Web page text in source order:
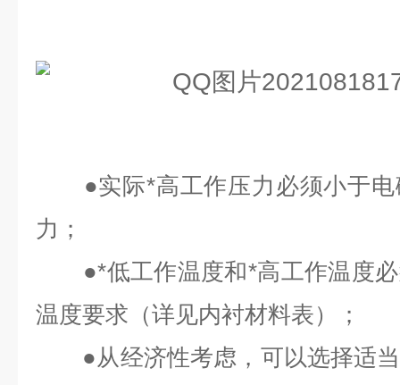
●实际*高工作压力必须小于电
力；
●*低工作温度和*高工作温度必
温度要求（详见内衬材料表）；
●从经济性考虑，可以选择适当